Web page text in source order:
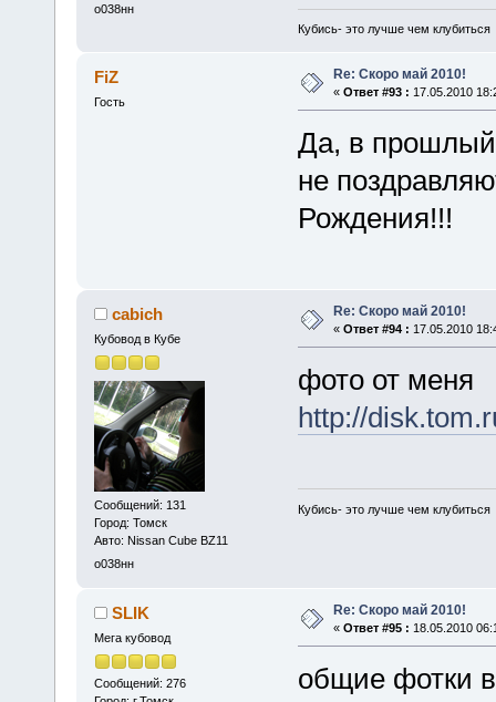
о038нн
Кубись- это лучше чем клубиться
FiZ
Гость
Re: Скоро май 2010!
« Ответ #93 : 17.05.2010
Да, в прошлый
не
Рождения!!!
cabich
Кубовод в Кубе
Сообщений: 131
Город: Томск
Авто: Nissan Cube BZ11
о038нн
Re: Скоро май 2010!
« Ответ #94 : 17.05.2010
фото от меня
http://
Кубись- это лучше чем клубиться
SLIK
Мега кубовод
Сообщений: 276
Re: Скоро май 2010!
« Ответ #95 : 18.05.2010
общие фотки